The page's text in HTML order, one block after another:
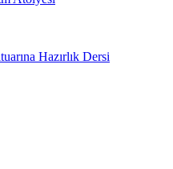
Hazırlık Dersi